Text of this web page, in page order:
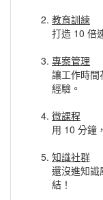
教育訓練
打造 10 倍
專案管理
讓工作時間
經驗。
微課程
用 10 分鐘
知識社群
還沒進知識
結！